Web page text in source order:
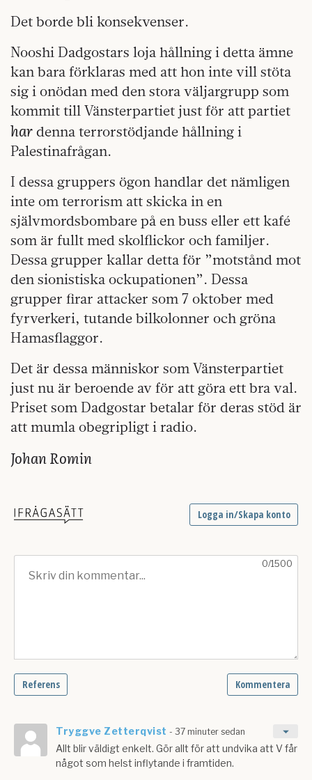
Det borde bli konsekvenser.
Nooshi Dadgostars loja hållning i detta ämne
kan bara förklaras med att hon inte vill stöta
sig i onödan med den stora väljargrupp som
kommit till Vänsterpartiet just för att partiet
har denna terrorstödjande hållning i
Palestinafrågan.
I dessa gruppers ögon handlar det nämligen
inte om terrorism att skicka in en
självmordsbombare på en buss eller ett kafé
som är fullt med skolflickor och familjer.
Dessa grupper kallar detta för ”motstånd mot
den sionistiska ockupationen”. Dessa
grupper firar attacker som 7 oktober med
fyrverkeri, tutande bilkolonner och gröna
Hamasflaggor.
Det är dessa människor som Vänsterpartiet
just nu är beroende av för att göra ett bra val.
Priset som Dadgostar betalar för deras stöd är
att mumla obegripligt i radio.
Johan Romin